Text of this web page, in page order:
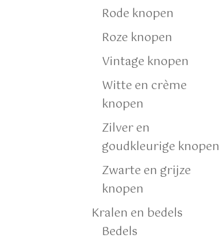
Rode knopen
Roze knopen
Vintage knopen
Witte en crème
knopen
Zilver en
goudkleurige knopen
Zwarte en grijze
knopen
Kralen en bedels
Bedels